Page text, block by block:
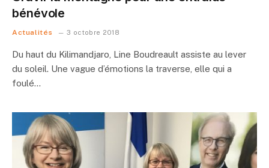
bénévole
Actualités 3 octobre 2018
Du haut du Kilimandjaro, Line Boudreault assiste au lever
du soleil. Une vague d’émotions la traverse, elle qui a
foulé…